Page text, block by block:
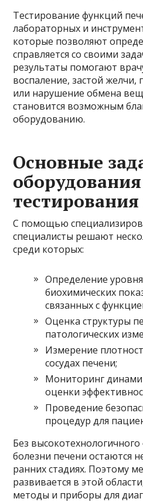
Тестирование функций
лабораторных и
которые позволяют
справляется со своими
результаты помогают
воспаление, застой
или нарушение обмена
становится возможным
оборудованию.
Основные
С помощью
специалисты решают
среди которых:
Определение
биохимических
связанных с
Оценка структуры
патологических
Измерение
сосудах печени;
Мониторинг
оценки
Проведение
процедур для
Без
болезни печени остаются
ранних стадиях. Поэтому
развивается в этой
методы и приборы для